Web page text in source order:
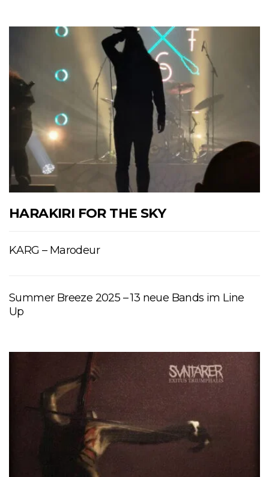
HARAKIRI FOR THE SKY
KARG – Marodeur
Summer Breeze 2025 – 13 neue Bands im Line
Up